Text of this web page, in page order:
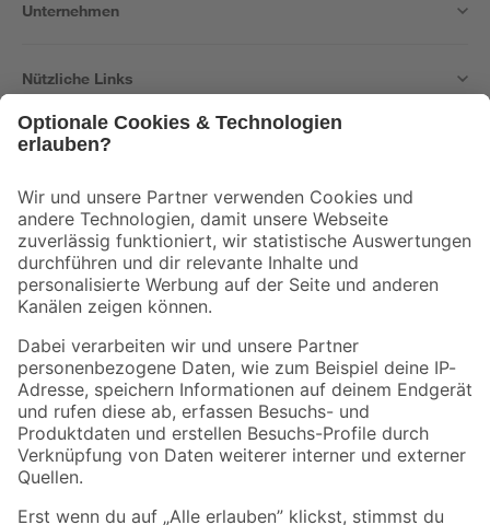
Unternehmen
Nützliche Links
Der toom Newsletter: Keine Angebote und Aktionen mehr verpassen!
Zur Newsletter Anmeldung
Folge uns
Zahlungsarten Versandarten
Sicher einkaufen